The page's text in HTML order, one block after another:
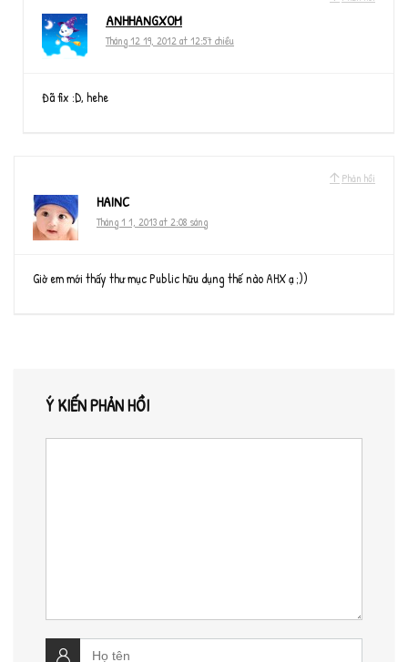
ANHHANGXOM
Tháng 12 19, 2012 at 12:57 chiều
Đã fix :D, hehe
Phản hồi
HAINC
Tháng 1 1, 2013 at 2:08 sáng
Giờ em mới thấy thư mục Public hữu dụng thế nào AHX ạ ;))
Ý KIẾN PHẢN HỒI